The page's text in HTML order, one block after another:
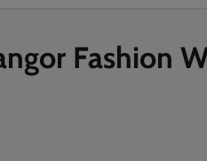
Fashion